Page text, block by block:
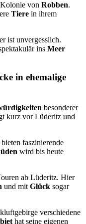
von Robben.
Tiere in ihrem
ist unvergesslich.
ins Meer
in ehemalige
besonderer
kurz vor Lüderitz und
bieten faszinierende
wird bis heute
ab Lüderitz. Hier
und mit Glück sogar
verschiedene
hat seine eigenen